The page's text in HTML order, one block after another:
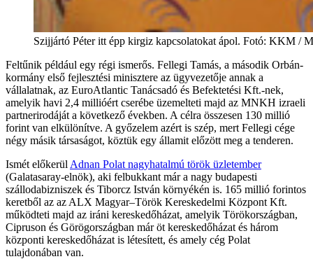
Szijjártó Péter itt épp kirgiz kapcsolatokat ápol. Fotó: KKM /
Feltűnik például egy régi ismerős. Fellegi Tamás, a második Orbán-
kormány első fejlesztési minisztere az ügyvezetője annak a
vállalatnak, az EuroAtlantic Tanácsadó és Befektetési Kft.-nek,
amelyik havi 2,4 millióért cserébe üzemelteti majd az MNKH izraeli
partnerirodáját a következő években. A célra összesen 130 millió
forint van elkülönítve. A győzelem azért is szép, mert Fellegi cége
négy másik társaságot, köztük egy államit előzött meg a tenderen.
Ismét előkerül Adnan Polat nagyhatalmú török üzletember
(Galatasaray-elnök), aki felbukkant már a nagy budapesti
szállodabizniszek és Tiborcz István környékén is. 165 millió forintos
keretből az az ALX Magyar–Török Kereskedelmi Központ Kft.
működteti majd az iráni kereskedőházat, amelyik Törökországban,
Cipruson és Görögországban már öt kereskedőházat és három
központi kereskedőházat is létesített, és amely cég Polat
tulajdonában van.